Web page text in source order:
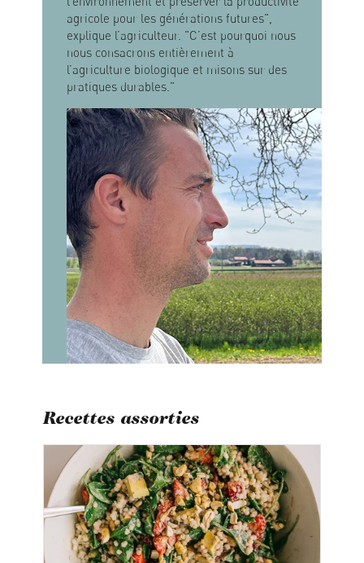
agricole pour les générations futures",
explique l’agriculteur. "C’est pourquoi nous
nous consacrons entièrement à
l’agriculture biologique et misons sur des
pratiques durables."
Recettes assorties